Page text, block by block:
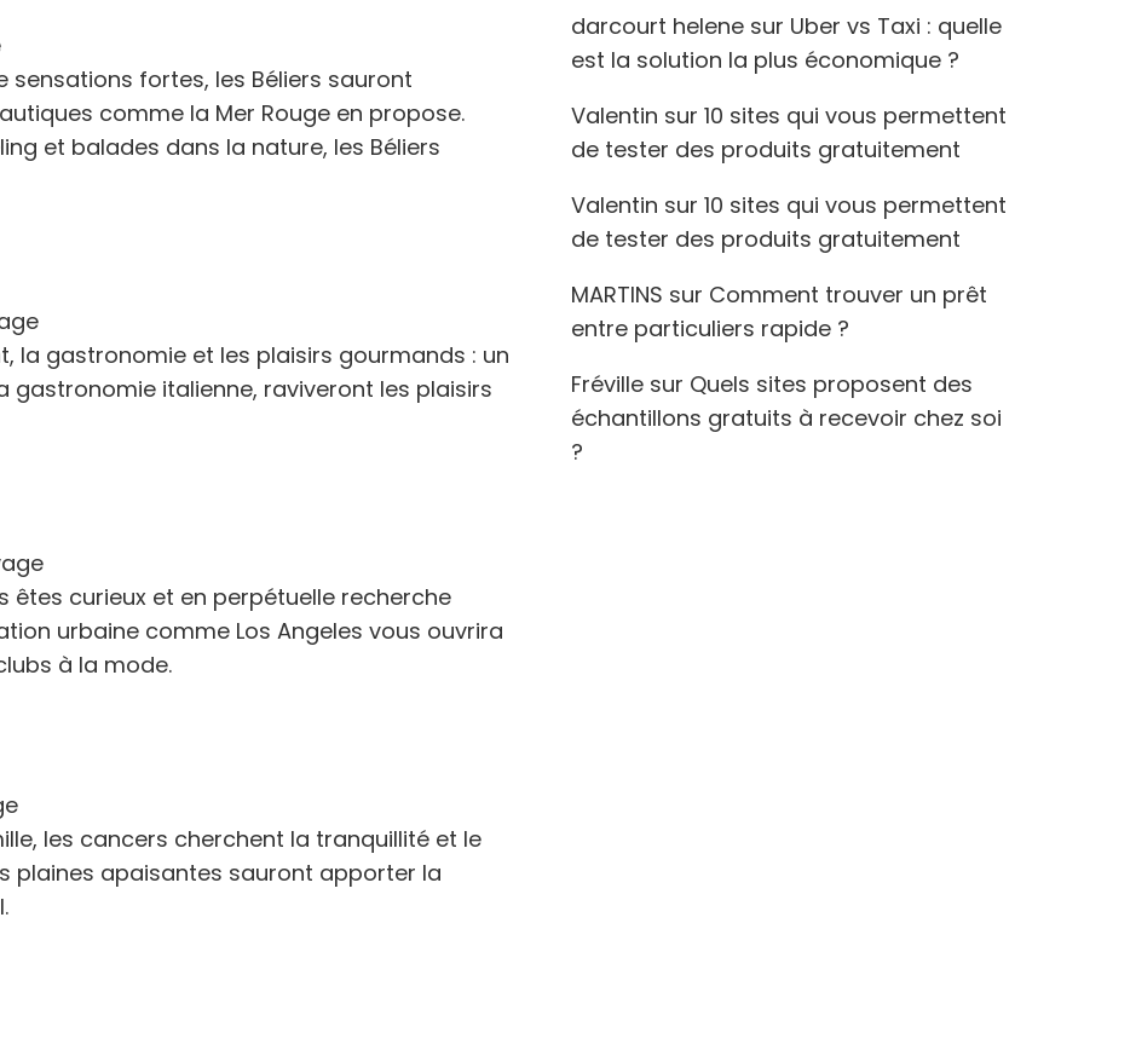
fortes, les Béliers sauront
comme la Mer Rouge en propose.
et balades dans la nature, les Béliers
la gastronomie et les plaisirs gourmands : un
gastronomie italienne, raviveront les plaisirs
êtes curieux et en perpétuelle recherche
urbaine comme Los Angeles vous ouvrira
à la mode.
les cancers cherchent la tranquillité et le
plaines apaisantes sauront apporter la
darcourt helene sur Uber vs Taxi : quelle
est la solution la plus économique ?
Valentin sur 10 sites qui vous permettent
de tester des produits gratuitement
Valentin sur 10 sites qui vous permettent
de tester des produits gratuitement
MARTINS sur Comment trouver un prêt
entre particuliers rapide ?
Fréville sur Quels sites proposent des
échantillons gratuits à recevoir chez soi
?